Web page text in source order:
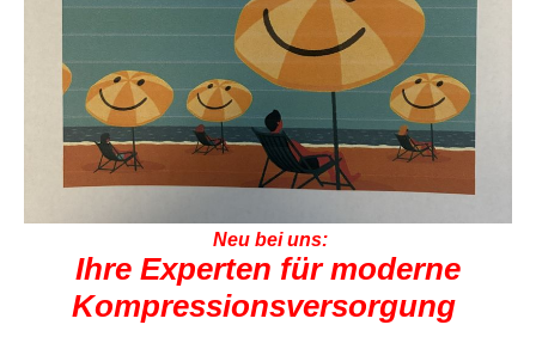
Neu bei uns:
Ihre Experten fürmoderne
Kompressionsversorgung